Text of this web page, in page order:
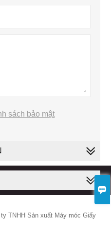

sách bảo mật
TNHH Sản xuất Máy móc Giấy